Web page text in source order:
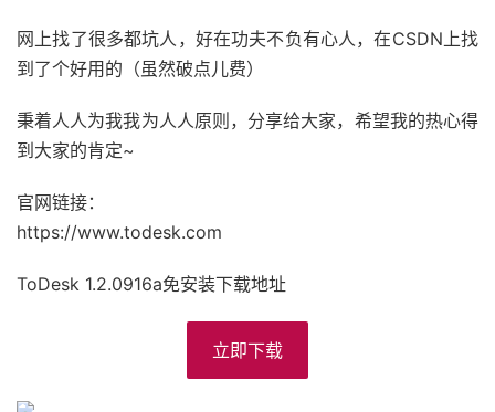
网上找了很多都坑人，好在功夫不负有心人，在CSDN上找
到了个好用的（虽然破点儿费）
秉着人人为我我为人人原则，分享给大家，希望我的热心得
到大家的肯定~
官网链接：
https://www.todesk.com
ToDesk 1.2.0916a免安装下载地址
立即下载